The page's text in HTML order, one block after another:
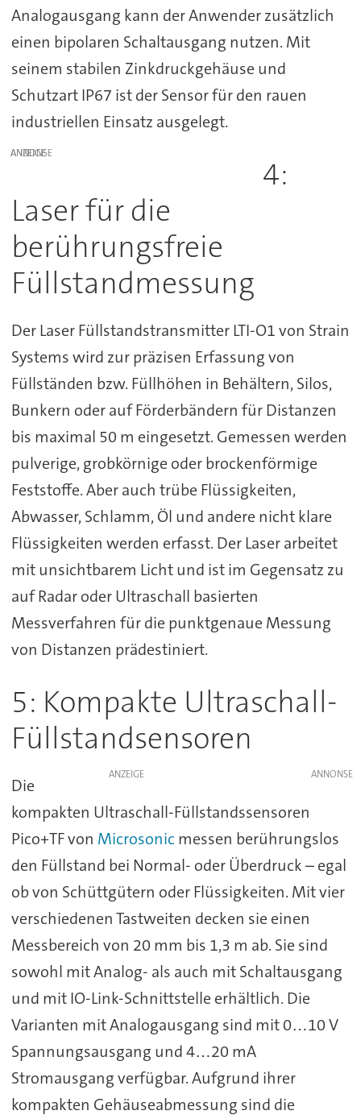
Analogausgang kann der Anwender zusätzlich
einen bipolaren Schaltausgang nutzen. Mit
seinem stabilen Zinkdruckgehäuse und
Schutzart IP67 ist der Sensor für den rauen
industriellen Einsatz ausgelegt.
ANZEIGE
4:
Laser für die
berührungsfreie
Füllstandmessung
Der Laser Füllstandstransmitter LTI-O1 von Strain
Systems wird zur präzisen Erfassung von
Füllständen bzw. Füllhöhen in Behältern, Silos,
Bunkern oder auf Förderbändern für Distanzen
bis maximal 50 m eingesetzt. Gemessen werden
pulverige, grobkörnige oder brockenförmige
Feststoffe. Aber auch trübe Flüssigkeiten,
Abwasser, Schlamm, Öl und andere nicht klare
Flüssigkeiten werden erfasst. Der Laser arbeitet
mit unsichtbarem Licht und ist im Gegensatz zu
auf Radar oder Ultraschall basierten
Messverfahren für die punktgenaue Messung
von Distanzen prädestiniert.
5: Kompakte Ultraschall-
Füllstandsensoren
ANZEIGE
Die
kompakten Ultraschall-Füllstandssensoren
Pico+TF von Microsonic messen berührungslos
den Füllstand bei Normal- oder Überdruck – egal
ob von Schüttgütern oder Flüssigkeiten. Mit vier
verschiedenen Tastweiten decken sie einen
Messbereich von 20 mm bis 1,3 m ab. Sie sind
sowohl mit Analog- als auch mit Schaltausgang
und mit IO-Link-Schnittstelle erhältlich. Die
Varianten mit Analogausgang sind mit 0…10 V
Spannungsausgang und 4…20 mA
Stromausgang verfügbar. Aufgrund ihrer
kompakten Gehäuseabmessung sind die